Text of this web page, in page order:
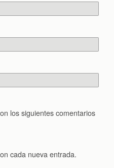
los siguientes comentarios
cada nueva entrada.